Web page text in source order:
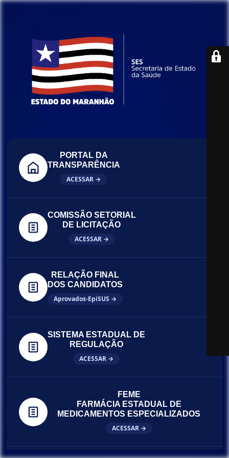
PORTAL DA
TRANSPARÊNCIA
ACESSAR →
COMISSÃO SETORIAL
DE LICITAÇÃO
ACESSAR →
RELAÇÃO FINAL
DOS CANDIDATOS
Aprovados-EpiSUS →
SISTEMA ESTADUAL DE
REGULAÇÃO
ACESSAR →
FEME
FARMÁCIA ESTADUAL DE
MEDICAMENTOS ESPECIALIZADOS
ACESSAR →